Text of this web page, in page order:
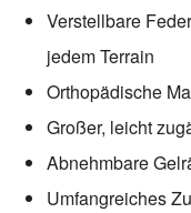
Verstellbare
jedem Terrain
Orthopädische
Großer, leicht
Abnehmbare
Umfangreiches